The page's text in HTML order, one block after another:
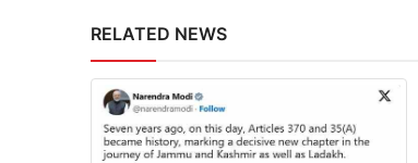
RELATED NEWS